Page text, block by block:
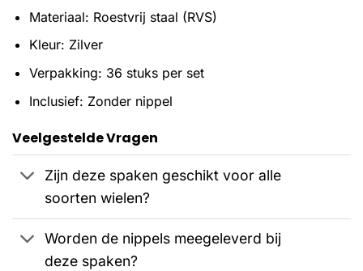
Materiaal: Roestvrij staal (RVS)
Kleur: Zilver
Verpakking: 36 stuks per set
Inclusief: Zonder nippel
Veelgestelde Vragen
Zijn deze spaken geschikt voor alle
soorten wielen?
Worden de nippels meegeleverd bij
deze spaken?